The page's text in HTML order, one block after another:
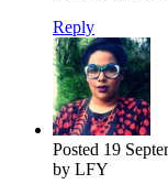
Reply
Posted 19
by LFY